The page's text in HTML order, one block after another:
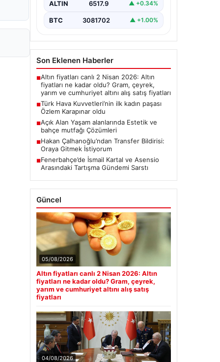
ALTIN 6517.9 ▲ +0.34%
BTC 3081702 ▲ +1.00%
Son Eklenen Haberler
■Altın fiyatları canlı 2 Nisan 2026: Altın
fiyatları ne kadar oldu? Gram, çeyrek,
yarım ve cumhuriyet altını alış satış fiyatları
■Türk Hava Kuvvetleri’nin ilk kadın paşası
Özlem Karapınar oldu
■Açık Alan Yaşam alanlarında Estetik ve
bahçe mutfağı Çözümleri
■Hakan Çalhanoğlu’ndan Transfer Bildirisi:
Oraya Gitmek İstiyorum
■Fenerbahçe’de İsmail Kartal ve Asensio
Arasındaki Tartışma Gündemi Sarstı
Güncel
05/08/2026
Altın fiyatları canlı 2 Nisan 2026: Altın
fiyatları ne kadar oldu? Gram, çeyrek,
yarım ve cumhuriyet altını alış satış
fiyatları
04/08/2026